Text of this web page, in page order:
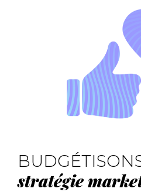
stratégie